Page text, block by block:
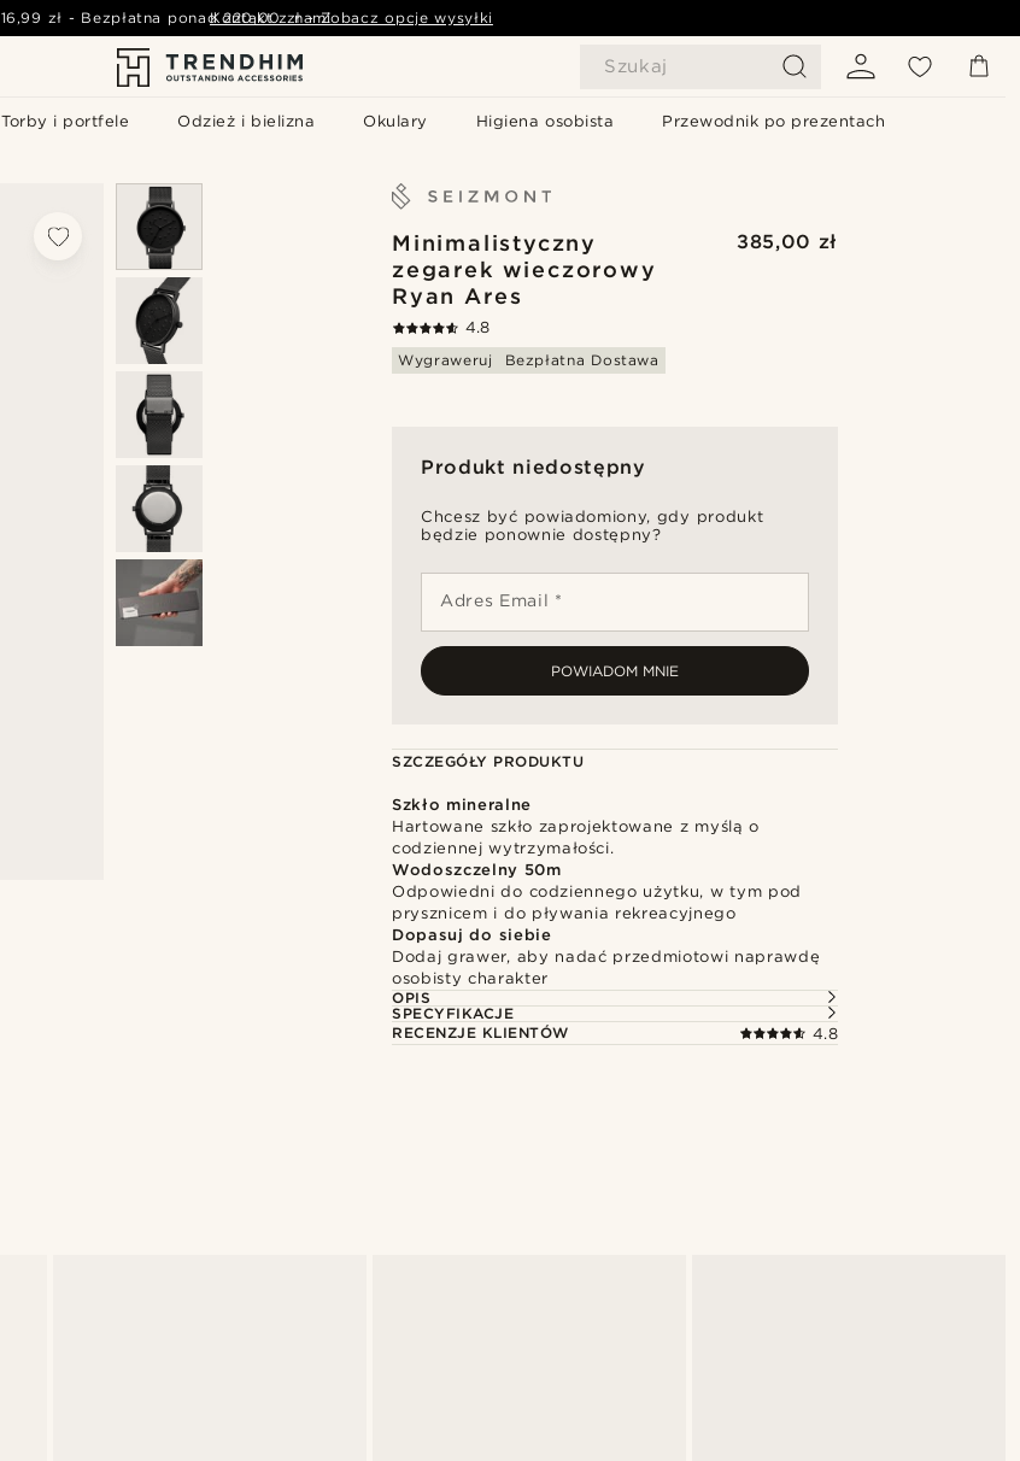
Szukaj
Torby i portfele Odzież i bielizna Okulary Higiena osobista Przewodnik po prezentach
16,99 zł - Bezpłatna ponad 220,00 zł - Zobacz opcje wysyłki
Kontakt z nami
Minimalistyczny
zegarek wieczorowy
Ryan Ares
385,00 zł
4.8
Wygraweruj
Bezpłatna Dostawa
Produkt niedostępny
Chcesz być powiadomiony, gdy produkt
będzie ponownie dostępny?
Adres Email *
POWIADOM MNIE
SZCZEGÓŁY PRODUKTU
Szkło mineralne
Hartowane szkło zaprojektowane z myślą o
codziennej wytrzymałości.
Wodoszczelny 50m
Odpowiedni do codziennego użytku, w tym pod
prysznicem i do pływania rekreacyjnego
Dopasuj do siebie
Dodaj grawer, aby nadać przedmiotowi naprawdę
osobisty charakter
OPIS
SPECYFIKACJE
RECENZJE KLIENTÓW
4.8